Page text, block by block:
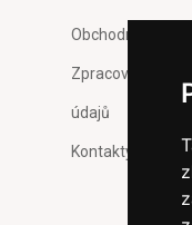
Obchodní
Zpracování a
údajů
Kontakty